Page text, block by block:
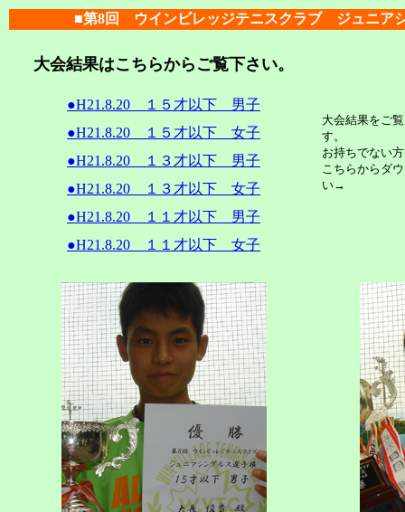
■第8回 ウインビレッジテニスクラブ ジュニア
大会結果はこちらからご覧下さい。
●H21.8.20 １５才以下 男子
●H21.8.20 １５才以下 女子
●H21.8.20 １３才以下 男子
●H21.8.20 １３才以下 女子
●H21.8.20 １１才以下 男子
●H21.8.20 １１才以下 女子
大会結果をご
す。
お持ちでない
こちらからダ
い→